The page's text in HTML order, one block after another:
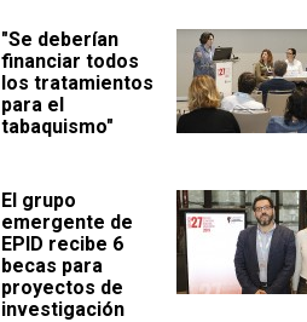
"Se deberían
financiar todos
los tratamientos
para el
tabaquismo"
El grupo
emergente de
EPID recibe 6
becas para
proyectos de
investigación